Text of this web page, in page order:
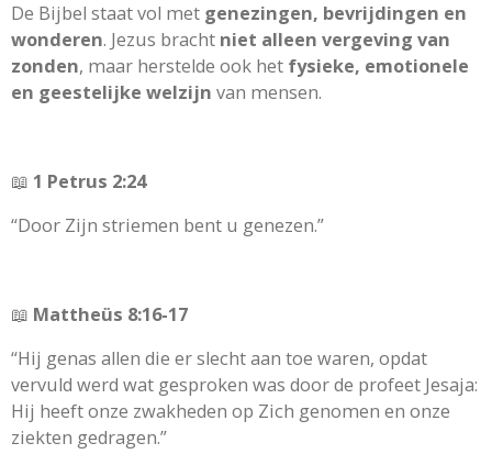
De Bijbel staat vol met genezingen, bevrijdingen en
wonderen. Jezus bracht niet alleen vergeving van
zonden, maar herstelde ook het fysieke, emotionele
en geestelijke welzijn van mensen.
📖 1 Petrus 2:24
“Door Zijn striemen bent u genezen.”
📖 Mattheüs 8:16-17
“Hij genas allen die er slecht aan toe waren, opdat
vervuld werd wat gesproken was door de profeet Jesaja:
Hij heeft onze zwakheden op Zich genomen en onze
ziekten gedragen.”